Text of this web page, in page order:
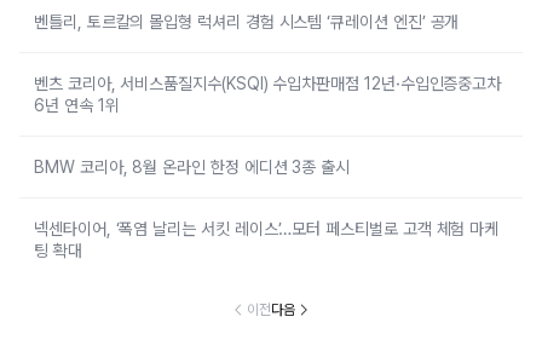
벤틀리, 토르칼의 몰입형 럭셔리 경험 시스템 ‘큐레이션 엔진’ 공개
벤츠 코리아, 서비스품질지수(KSQI) 수입차판매점 12년·수입인증중고차
6년 연속 1위
BMW 코리아, 8월 온라인 한정 에디션 3종 출시
넥센타이어, ‘폭염 날리는 서킷 레이스’…모터 페스티벌로 고객 체험 마케
팅 확대
이전다음